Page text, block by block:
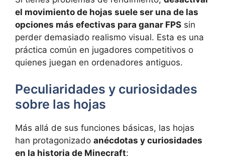
el movimiento de hojas suele ser una de las
opciones más efectivas para ganar FPS sin
perder demasiado realismo visual. Esta es una
práctica común en jugadores competitivos o
quienes juegan en ordenadores antiguos.
Peculiaridades y curiosidades
sobre las hojas
Más allá de sus funciones básicas, las hojas
han protagonizado anécdotas y curiosidades
en la historia de Minecraft: